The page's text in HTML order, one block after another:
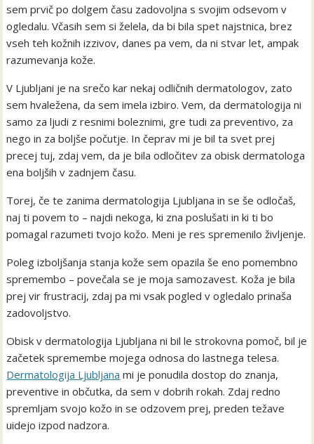
sem prvič po dolgem času zadovoljna s svojim odsevom v
ogledalu. Včasih sem si želela, da bi bila spet najstnica, brez
vseh teh kožnih izzivov, danes pa vem, da ni stvar let, ampak
razumevanja kože.
V Ljubljani je na srečo kar nekaj odličnih dermatologov, zato
sem hvaležena, da sem imela izbiro. Vem, da dermatologija ni
samo za ljudi z resnimi boleznimi, gre tudi za preventivo, za
nego in za boljše počutje. In čeprav mi je bil ta svet prej
precej tuj, zdaj vem, da je bila odločitev za obisk dermatologa
ena boljših v zadnjem času.
Torej, če te zanima dermatologija Ljubljana in se še odločaš,
naj ti povem to – najdi nekoga, ki zna poslušati in ki ti bo
pomagal razumeti tvojo kožo. Meni je res spremenilo življenje.
Poleg izboljšanja stanja kože sem opazila še eno pomembno
spremembo – povečala se je moja samozavest. Koža je bila
prej vir frustracij, zdaj pa mi vsak pogled v ogledalo prinaša
zadovoljstvo.
Obisk v dermatologija Ljubljana ni bil le strokovna pomoč, bil je
začetek spremembe mojega odnosa do lastnega telesa.
Dermatologija Ljubljana mi je ponudila dostop do znanja,
preventive in občutka, da sem v dobrih rokah. Zdaj redno
spremljam svojo kožo in se odzovem prej, preden težave
uidejo izpod nadzora.